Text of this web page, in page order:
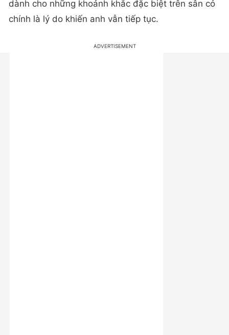
dành cho những khoảnh khắc đặc biệt trên sân cỏ
chính là lý do khiến anh vẫn tiếp tục.